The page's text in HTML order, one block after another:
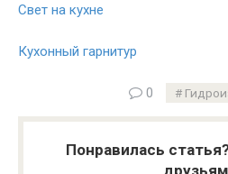
Свет на кухне
Кухонный гарнитур
0
Понравилась